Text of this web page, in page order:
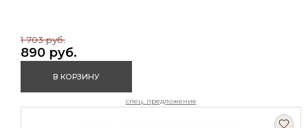
890 руб.
1 703 руб.
В КОРЗИНУ
спец. предложение